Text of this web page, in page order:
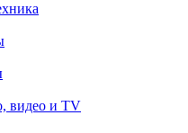
видео и TV